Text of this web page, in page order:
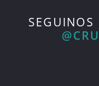
SEGUINOS